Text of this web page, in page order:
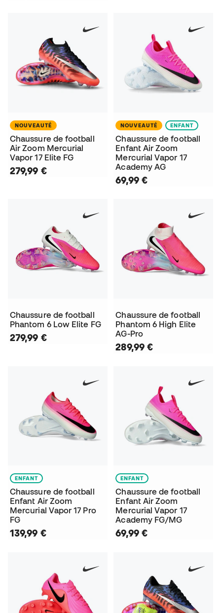
NOUVEAUTÉ
Chaussure de football
Air Zoom Mercurial
Vapor 17 Elite FG
279,99 €
NOUVEAUTÉ ENFANT
Chaussure de football
Enfant Air Zoom
Mercurial Vapor 17
Academy AG
69,99 €
Chaussure de football
Phantom 6 Low Elite FG
279,99 €
Chaussure de football
Phantom 6 High Elite
AG-Pro
289,99 €
ENFANT
Chaussure de football
Enfant Air Zoom
Mercurial Vapor 17 Pro
FG
139,99 €
ENFANT
Chaussure de football
Enfant Air Zoom
Mercurial Vapor 17
Academy FG/MG
69,99 €